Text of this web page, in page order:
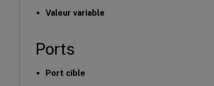
Valeur variable
Ports
Port cible